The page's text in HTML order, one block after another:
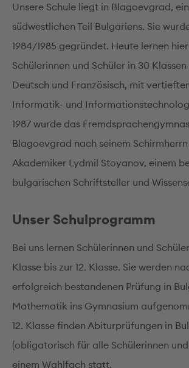
Unsere Schule liegt in Blagoevgrad,
südwestlichen Teil Bulgariens. Sie
1984/1985 gegründet. Heute lernen
Schülerinnen und Schüler in 30 Klassen
Deutsch und Französisch, mit
Informatik- und
1987 wurde das
Blagoevgrad nach seinem
Akademiker Lydmil Stoyanov, einem
bulgarischen Schriftsteller und
Unser Schulprogramm
Bei uns lernen Schülerinnen und
Klasse bis zur 12. Klasse. Sie werden
erfolgreich bestandenen Prüfung in
Mathematik ins Gymnasium
12. Klasse finden Abiturprüfungen in
(obligatorisch für alle Schülerinnen
einem Wahlfach statt.